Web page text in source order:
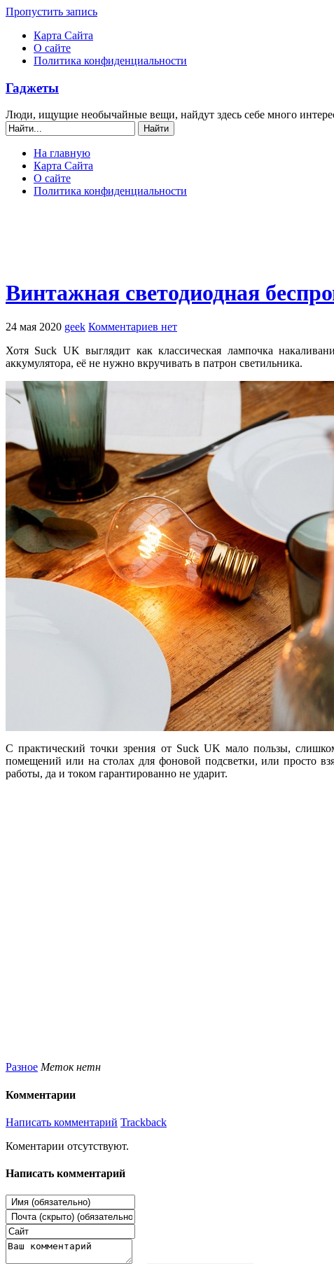
Пропустить запись
Карта Сайта
О сайте
Политика конфиденциальности
Гаджеты
Люди, ищущие необычайные вещи, найдут здесь себе много
На главную
Карта Сайта
О сайте
Политика конфиденциальности
Винтажная светодиодная
24 мая 2020 geek Комментариев нет
Хотя Suck UK выглядит как классическая лампочка
аккумулятора, её не нужно вкручивать в патрон светильника.
С практический точки зрения от Suck UK мало пользы,
помещений или на столах для фоновой подсветки, или просто
работы, да и током гарантированно не ударит.
Разное Меток нетн
Комментарии
Написать комментарий Trackback
Коментарии отсутствуют.
Написать комментарий